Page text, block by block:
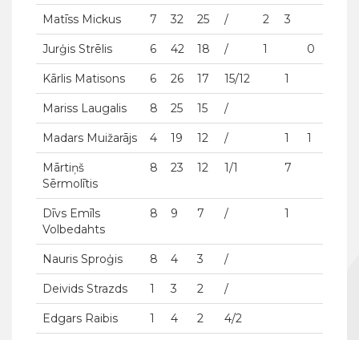
Matīss Mickus 7 32 25 / 2 3
Jurģis Strēlis 6 42 18 / 1 0
Kārlis Matisons 6 26 17 15/12 1
Mariss Laugalis 8 25 15 /
Madars Muižarājs 4 19 12 / 1 1
Mārtiņš
Sērmolītis
8 23 12 1/1 7
Dīvs Emīls
Volbedahts
8 9 7 / 1
Nauris Sproģis 8 4 3 /
Deivids Strazds 1 3 2 /
Edgars Raibis 1 4 2 4/2